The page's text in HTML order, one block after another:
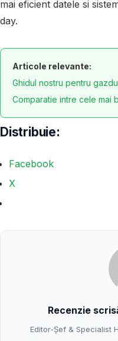
mai eficient datele si
day.
Articole relevante:
Ghidul nostru pentru
Comparatie intre cele mai
Distribuie:
Facebook
X
Recenzie
Editor-Șef & Specialist